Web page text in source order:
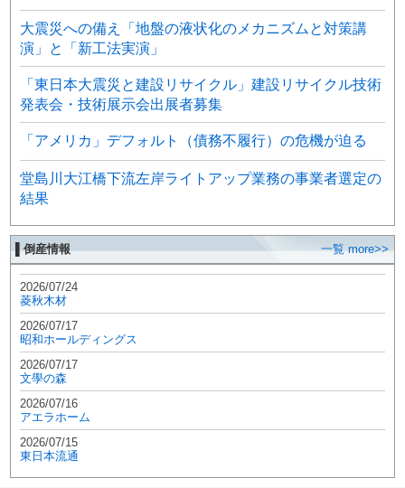
大震災への備え「地盤の液状化のメカニズムと対策講
演」と「新工法実演」
「東日本大震災と建設リサイクル」建設リサイクル技術
発表会・技術展示会出展者募集
「アメリカ」デフォルト（債務不履行）の危機が迫る
堂島川大江橋下流左岸ライトアップ業務の事業者選定の
結果
▌倒産情報 一覧 more>>
2026/07/24
菱秋木材
2026/07/17
昭和ホールディングス
2026/07/17
文學の森
2026/07/16
アエラホーム
2026/07/15
東日本流通